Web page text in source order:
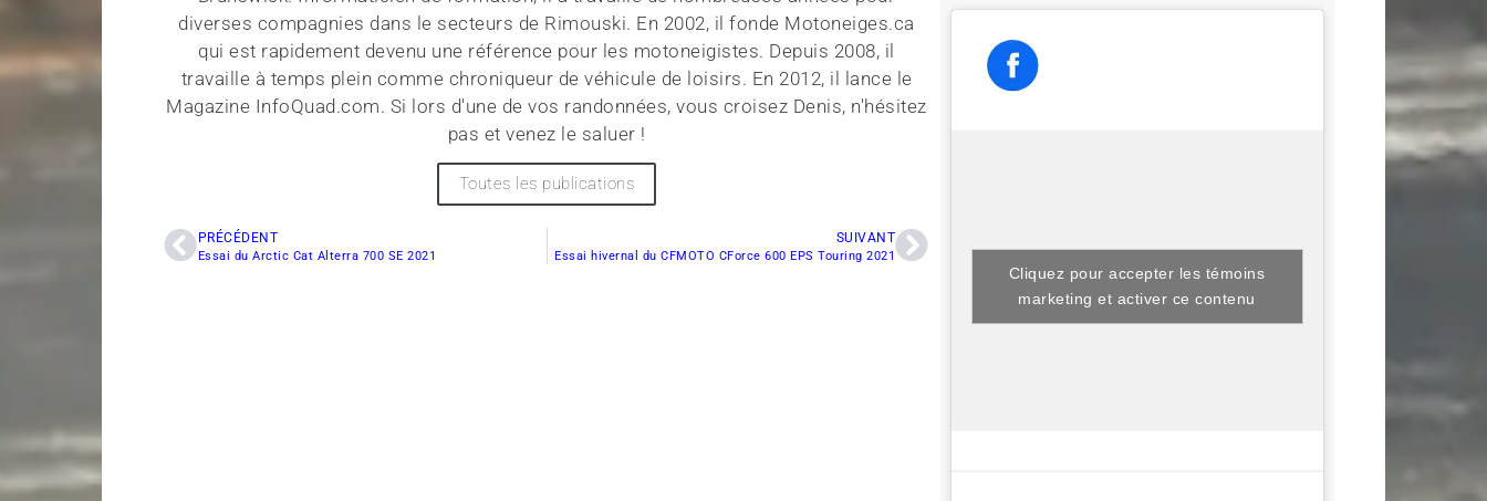
diverses compagnies dans le secteurs de Rimouski. En 2002, il fonde Motoneiges.ca
qui est rapidement devenu une référence pour les motoneigistes. Depuis 2008, il
travaille à temps plein comme chroniqueur de véhicule de loisirs. En 2012, il lance le
Magazine InfoQuad.com. Si lors d'une de vos randonnées, vous croisez Denis, n'hésitez
pas et venez le saluer !
Toutes les publications
PRÉCÉDENT
Essai du Arctic Cat Alterra 700 SE 2021
SUIVANT
Essai hivernal du CFMOTO CForce 600 EPS Touring 2021
Cliquez pour accepter les témoins
marketing et activer ce contenu